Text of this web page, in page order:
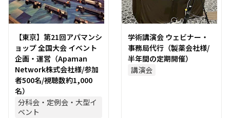
【東京】第21回アパマンシ
ョップ 全国大会 イベント
企画・運営（Apaman
Network株式会社様/参加
者500名/視聴数約1,000
名）
分科会・定例会・大型イ
ベント
学術講演会 ウェビナー・
事務局代行（製薬会社様/
半年間の定期開催）
講演会